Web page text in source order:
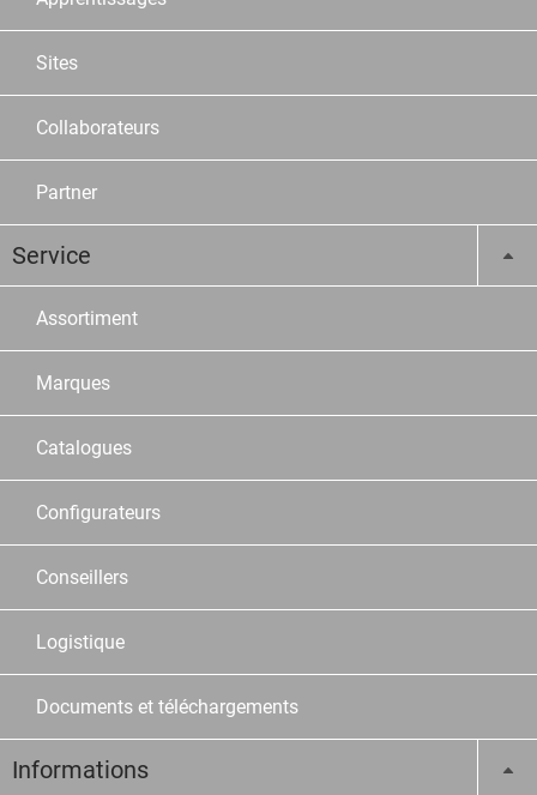
Sites
Collaborateurs
Partner
Service
Assortiment
Marques
Catalogues
Configurateurs
Conseillers
Logistique
Documents et téléchargements
Informations